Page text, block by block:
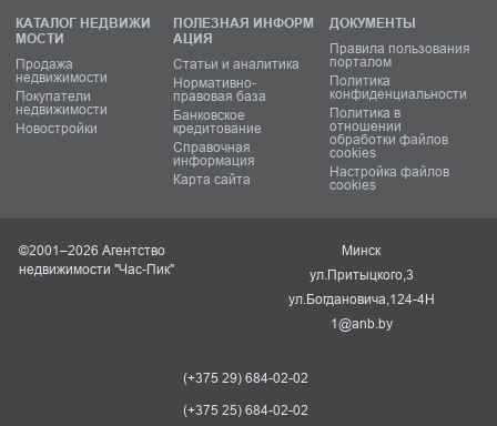
КАТАЛОГ НЕДВИЖИ
МОСТИ
Продажа
недвижимости
Покупатели
недвижимости
Новостройки
ПОЛЕЗНАЯ ИНФОРМ
АЦИЯ
Статьи и аналитика
Нормативно-
правовая база
Банковское
кредитование
Справочная
информация
Карта сайта
ДОКУМЕНТЫ
Правила пользования
порталом
Политика
конфиденциальности
Политика в
отношении
обработки файлов
cookies
Настройка файлов
cookies
©2001–2026 Агентство
недвижимости "Час-Пик"
Минск
ул.Притыцкого,3
ул.Богдановича,124-4Н
1@anb.by
(+375 29) 684-02-02
(+375 25) 684-02-02